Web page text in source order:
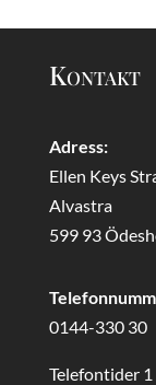
Kontakt
Adress:
Ellen Keys
Alvastra
599 93
0144-330 30
Telefontider